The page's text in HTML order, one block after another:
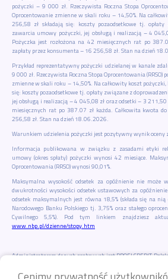
pożyczki – 9 000 zł. Rzeczywista Roczna Stopa
Oprocentowanie zmienne w skali roku – 14,50%. Na
256,58 zł składają się: koszty pozaodsetkowe tj.
zawarcia umowy pożyczki, jej obsługą i realizacją – 4
Pożyczka jest rozłożona na 42 miesięcznych rat po
zapłaty przez konsumenta – 16 256,58 zł. Stan na dzień
Przykład reprezentatywny pożyczki udzielanej w kanale
9 000 zł. Rzeczywista Roczna Stopa Oprocentowania (RRSO)
zmienne w skali roku – 14,50%. Na całkowity koszt
się: koszty pozaodsetkowe tj. opłaty związane z
jej obsługą i realizacją – 4 045,08 zł oraz odsetki – 3
miesięcznych rat po 387.07 zł każda. Całkowita kwota
256,58 zł. Stan na dzień 18.06.2026.
Warunkiem udzielenia pożyczki jest pozytywny wynik oceny
Informacja publikowana w związku z zasadami etyki
umowy (okres spłaty) pożyczki wynosi 42 miesiące.
Oprocentowania (RRSO) wynosi 90,01%.
Maksymalna wysokość odsetek za opóźnienie nie może
dwukrotności wysokości odsetek ustawowych za
odsetek maksymalnych jest równa 18,5% (składa się na
Narodowego Banku Polskiego tj. 3,75% oraz stałego
Cywilnego 5,5%). Pod tym linkiem znajdziesz
www.nbp.pl/dzienne/stopy.htm
Administratorem danych osobowych jest PROFI CREDIT
dotyczących Twoich danych możesz wystąpić do nas lub do